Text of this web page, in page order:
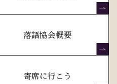
落語協会概要
寄席に行こう